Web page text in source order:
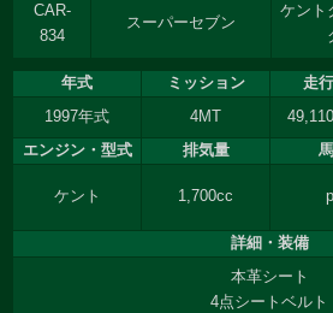
OUTLINE
CAR-
834
スーパーセブン
ケント
年式 ミッション 走
1997年式
4MT
エンジン・型式
排気量
ケント 1,700cc
詳細・装備
本革シート
4点シートベルト